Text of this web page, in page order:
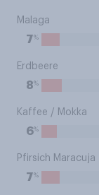
Malaga
7%
Erdbeere
8%
Kaffee / Mokka
6%
Pfirsich Maracuja
7%